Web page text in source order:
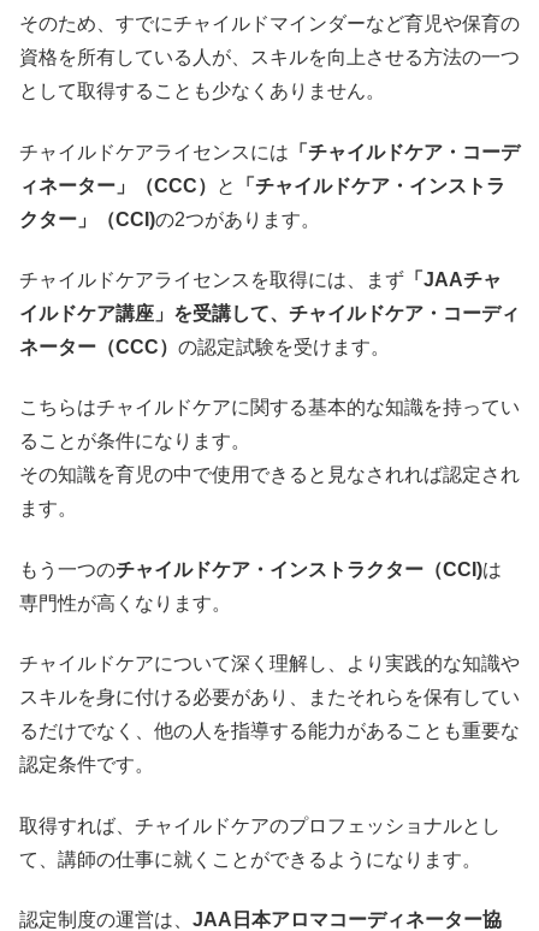
そのため、すでにチャイルドマインダーなど育児や保育の
資格を所有している人が、スキルを向上させる方法の一つ
として取得することも少なくありません。
チャイルドケアライセンスには 「チャイルドケア・コーデ
ィネーター」（CCC）
と
「チャイルドケア・インストラ
クター」（CCI)の2つがあります。
チャイルドケアライセンスを取得には、まず 「JAAチャ
イルドケア講座」を受講して、チャイルドケア・コーディ
ネーター（CCC） の認定試験を受けます。
こちらはチャイルドケアに関する基本的な知識を持ってい
ることが条件になります。
その知識を育児の中で使用できると見なされれば認定され
ます。
もう一つのチャイルドケア・インストラクター（CCI)は
専門性が高くなります。
チャイルドケアについて深く理解し、より実践的な知識や
スキルを身に付ける必要があり、またそれらを保有してい
るだけでなく、他の人を指導する能力があることも重要な
認定条件です。
取得すれば、チャイルドケアのプロフェッショナルとし
て、講師の仕事に就くことができるようになります。
認定制度の運営は、 JAA日本アロマコーディネーター協